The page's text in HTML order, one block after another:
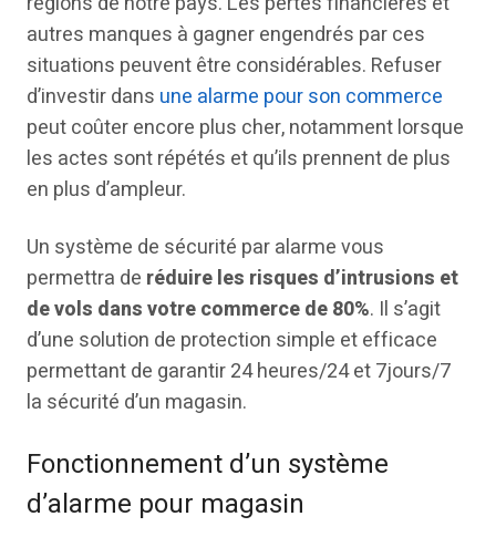
autres manques à gagner engendrés par ces
situations peuvent être considérables. Refuser
d’investir dans une alarme pour son commerce
peut coûter encore plus cher, notamment lorsque
les actes sont répétés et qu’ils prennent de plus
en plus d’ampleur.
Un système de sécurité par alarme vous
permettra de réduire les risques d’intrusions et
de vols dans votre commerce de 80%. Il s’agit
d’une solution de protection simple et efficace
permettant de garantir 24 heures/24 et 7jours/7
la sécurité d’un magasin.
Fonctionnement d’un système
d’alarme pour magasin